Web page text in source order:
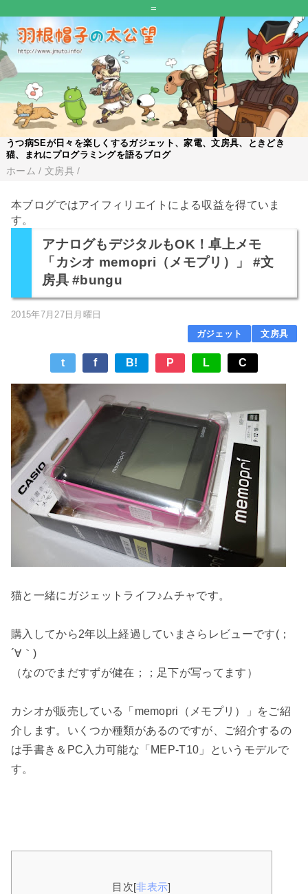
=
うつ病SEが日々を楽しくするガジェット、家電、文房具、ときどき
猫、まれにプログラミングを語るブログ
ホーム / 文房具 /
本ブログではアイフィリエイトによる収益を得ていま
す。
アナログもデジタルもOK！卓上メモ
「カシオ memopri（メモプリ）」 #文
房具 #bungu
2015年7月27日月曜日
ガジェット
文房具
t f B! P L C
猫と一緒にガジェットライフ♪ムチャです。
購入してから2年以上経過していまさらレビューです(；
´∀｀)
（なのでまだすずが健在；；足下が写ってます）
カシオが販売している「memopri（メモプリ）」をご紹
介します。いくつか種類があるのですが、ご紹介するの
は手書き＆PC入力可能な「MEP-T10」というモデルで
す。
目次[非表示]